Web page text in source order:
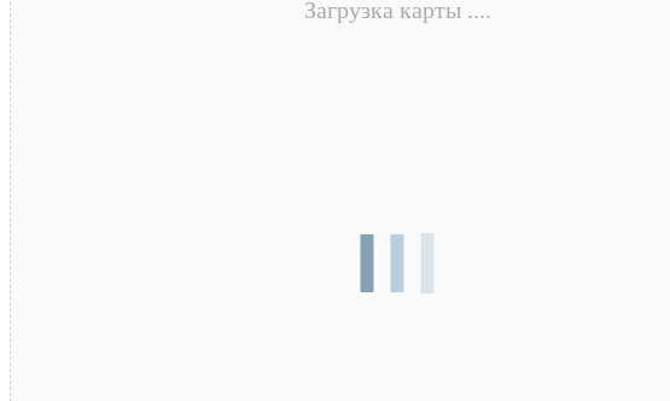
Загрузка карты ....